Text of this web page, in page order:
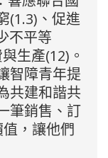
(1.3)、促進
不平等
生產(12)。
智障青年提
共建和諧共
筆銷售、訂
，讓他們